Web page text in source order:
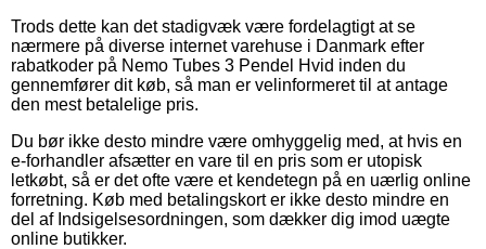
Trods dette kan det stadigvæk være fordelagtigt at se
nærmere på diverse internet varehuse i Danmark efter
rabatkoder på Nemo Tubes 3 Pendel Hvid inden du
gennemfører dit køb, så man er velinformeret til at antage
den mest betalelige pris.
Du bør ikke desto mindre være omhyggelig med, at hvis en
e-forhandler afsætter en vare til en pris som er utopisk
letkøbt, så er det ofte være et kendetegn på en uærlig online
forretning. Køb med betalingskort er ikke desto mindre en
del af Indsigelsesordningen, som dækker dig imod uægte
online butikker.